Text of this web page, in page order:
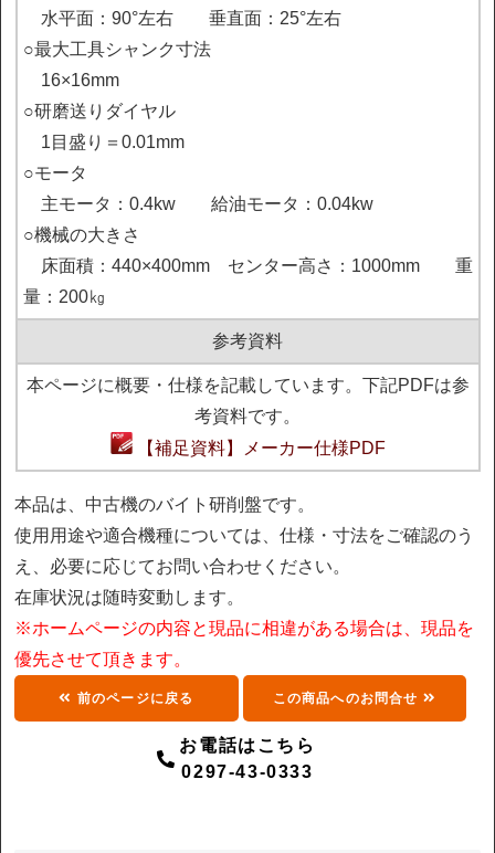
水平面：90°左右　　垂直面：25°左右
○最大工具シャンク寸法
16×16mm
○研磨送りダイヤル
1目盛り＝0.01mm
○モータ
主モータ：0.4kw　　給油モータ：0.04kw
○機械の大きさ
床面積：440×400mm    センター高さ：1000mm　　重
量：200㎏
参考資料
本ページに概要・仕様を記載しています。下記PDFは参
考資料です。
【補足資料】メーカー仕様PDF
本品は、中古機のバイト研削盤です。
使用用途や適合機種については、仕様・寸法をご確認のう
え、必要に応じてお問い合わせください。
在庫状況は随時変動します。
※ホームページの内容と現品に相違がある場合は、現品を
優先させて頂きます。
前のページに戻る この商品へのお問合せ
お電話はこちら
0297-43-0333